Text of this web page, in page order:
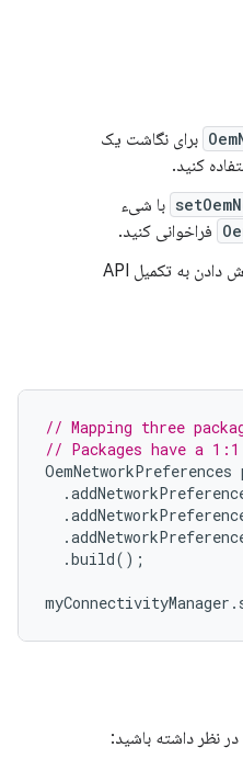
برای نگاشت یک
کنید.
با شیء
فراخوانی کنید.
برای گوش دادن به تکمیل API
// Mapping three
// Packages have a
OemNetworkPreferences
.
.
.
.build();
myConnectivityManager .